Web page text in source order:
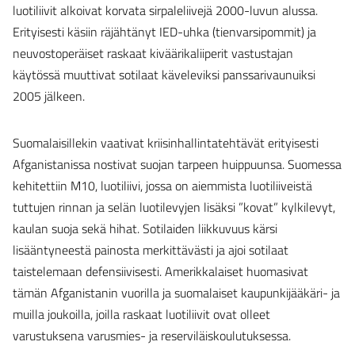
luotiliivit alkoivat korvata sirpaleliivejä 2000-luvun alussa.
Erityisesti käsiin räjähtänyt IED-uhka (tienvarsipommit) ja
neuvostoperäiset raskaat kiväärikaliiperit vastustajan
käytössä muuttivat sotilaat käveleviksi panssarivaunuiksi
2005 jälkeen.
Suomalaisillekin vaativat kriisinhallintatehtävät erityisesti
Afganistanissa nostivat suojan tarpeen huippuunsa. Suomessa
kehitettiin M10, luotiliivi, jossa on aiemmista luotiliiveistä
tuttujen rinnan ja selän luotilevyjen lisäksi ”kovat” kylkilevyt,
kaulan suoja sekä hihat. Sotilaiden liikkuvuus kärsi
lisääntyneestä painosta merkittävästi ja ajoi sotilaat
taistelemaan defensiivisesti. Amerikkalaiset huomasivat
tämän Afganistanin vuorilla ja suomalaiset kaupunkijääkäri- ja
muilla joukoilla, joilla raskaat luotiliivit ovat olleet
varustuksena varusmies- ja reserviläiskoulutuksessa.